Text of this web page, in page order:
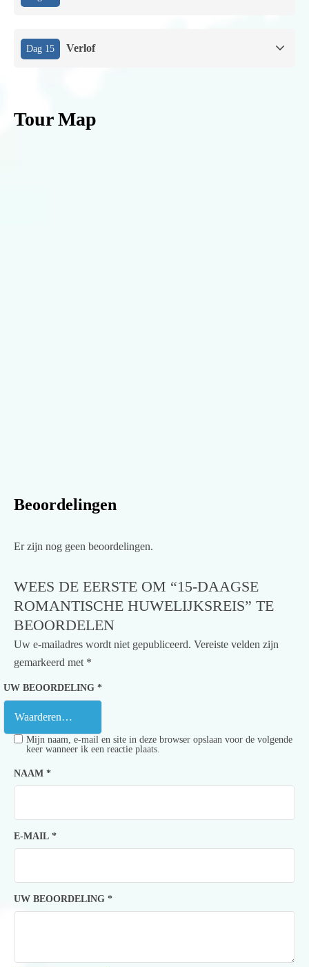
Dag 15 Verlof
Tour Map
Beoordelingen
Er zijn nog geen beoordelingen.
WEES DE EERSTE OM “15-DAAGSE
ROMANTISCHE HUWELIJKSREIS” TE
BEOORDELEN
Uw e-mailadres wordt niet gepubliceerd. Vereiste velden zijn
gemarkeerd met *
UW BEOORDELING *
UW BEOORDELING *
NAAM *
E-MAIL *
Mijn naam, e-mail en site in deze browser opslaan voor de volgende
keer wanneer ik een reactie plaats.